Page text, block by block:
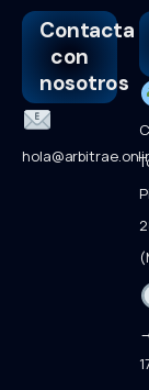
Contacta
con
nosotros